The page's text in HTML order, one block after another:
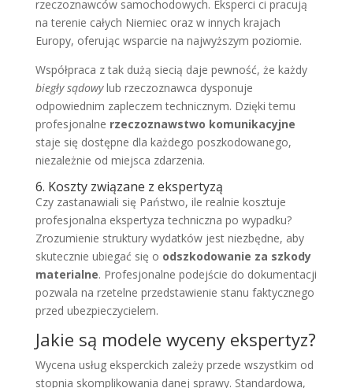
rzeczoznawców samochodowych. Eksperci ci pracują
na terenie całych Niemiec oraz w innych krajach
Europy, oferując wsparcie na najwyższym poziomie.
Współpraca z tak dużą siecią daje pewność, że każdy
biegły sądowylub rzeczoznawca dysponuje
odpowiednim zapleczem technicznym. Dzięki temu
profesjonalne rzeczoznawstwo komunikacyjne
staje się dostępne dla każdego poszkodowanego,
niezależnie od miejsca zdarzenia.
6. Koszty związane z ekspertyzą
Czy zastanawiali się Państwo, ile realnie kosztuje
profesjonalna ekspertyza techniczna po wypadku?
Zrozumienie struktury wydatków jest niezbędne, aby
skutecznie ubiegać się o odszkodowanie za szkody
materialne. Profesjonalne podejście do dokumentacji
pozwala na rzetelne przedstawienie stanu faktycznego
przed ubezpieczycielem.
Jakie są modele wyceny ekspertyz?
Wycena usług eksperckich zależy przede wszystkim od
stopnia skomplikowania danej sprawy. Standardowa,